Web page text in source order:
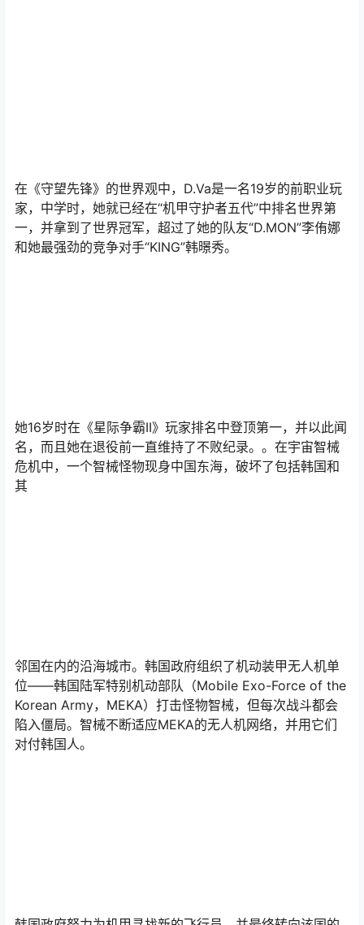
在《守望先锋》的世界观中，D.Va是一名19岁的前职业玩
家，中学时，她就已经在“机甲守护者五代”中排名世界第
一，并拿到了世界冠军，超过了她的队友“D.MON”李侑娜
和她最强劲的竞争对手“KING”韩暻秀。
她16岁时在《星际争霸II》玩家排名中登顶第一，并以此闻
名，而且她在退役前一直维持了不败纪录。。在宇宙智械
危机中，一个智械怪物现身中国东海，破坏了包括韩国和
其
邻国在内的沿海城市。韩国政府组织了机动装甲无人机单
位——韩国陆军特别机动部队（Mobile Exo-Force of the
Korean Army，MEKA）打击怪物智械，但每次战斗都会
陷入僵局。智械不断适应MEKA的无人机网络，并用它们
对付韩国人。